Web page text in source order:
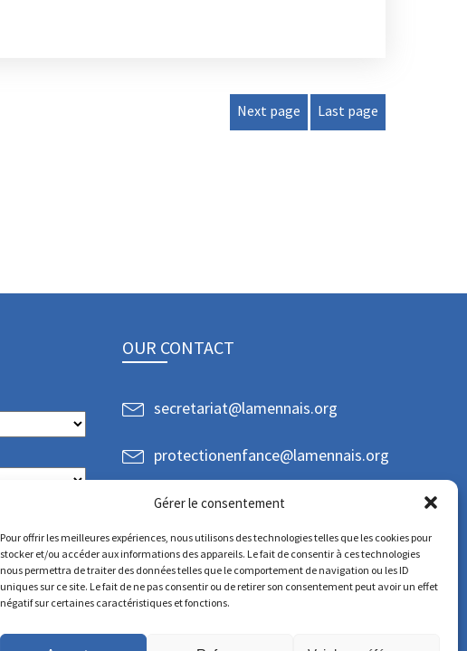
Gérer le consentement
Pour offrir les meilleures expériences, nous utilisons des technologies telles que les cookies pour
stocker et/ou accéder aux informations des appareils. Le fait de consentir à ces technologies
nous permettra de traiter des données telles que le comportement de navigation ou les ID
uniques sur ce site. Le fait de ne pas consentir ou de retirer son consentement peut avoir un effet
négatif sur certaines caractéristiques et fonctions.
Next page Last page
OUR CONTACT
secretariat@lamennais.org
protectionenfance@lamennais.org